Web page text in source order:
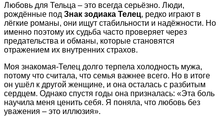
Любовь для Тельца – это всегда серьёзно. Люди,
рождённые под Знак зодиака Телец, редко играют в
лёгкие романы, они ищут стабильности и надёжности. Но
именно поэтому их судьба часто проверяет через
предательства и обманы, которые становятся
отражением их внутренних страхов.
Моя знакомая-Телец долго терпела холодность мужа,
потому что считала, что семья важнее всего. Но в итоге
он ушёл к другой женщине, и она осталась с разбитым
сердцем. Однако спустя годы она призналась: «Эта боль
научила меня ценить себя. Я поняла, что любовь без
уважения – это иллюзия».